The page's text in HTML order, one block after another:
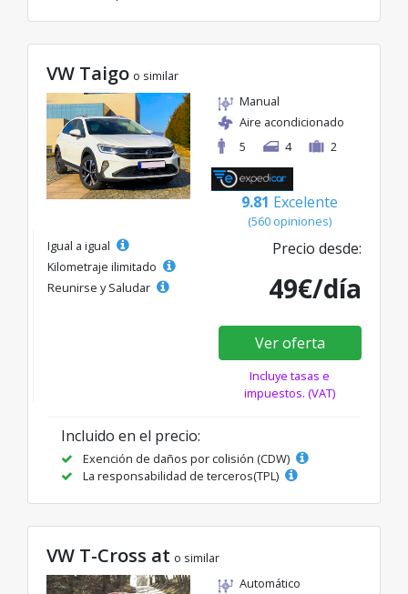
VW Taigo o similar
Manual
Aire acondicionado
5
4 2
9.81 Excelente
(560 opiniones)
Igual a igual
Kilometraje ilimitado
Reunirse y Saludar
Precio desde:
49€/día
Ver oferta
Incluye tasas e
impuestos. (VAT)
Incluido en el precio:
Exención de daños por colisión (CDW)
La responsabilidad de terceros(TPL)
VW T-Cross at o similar
Automático